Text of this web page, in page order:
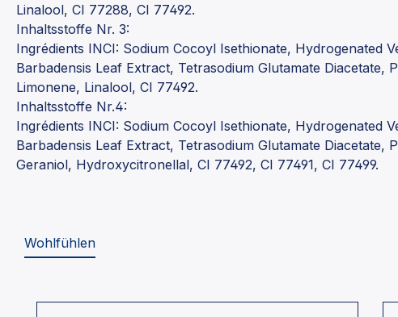
Linalool, CI 77288, CI 77492.
Inhaltsstoffe Nr. 3:
Ingrédients INCI: Sodium Cocoyl Isethionate, Hydrogenated
Barbadensis Leaf Extract, Tetrasodium Glutamate
Limonene, Linalool, CI 77492.
Inhaltsstoffe Nr.4:
Ingrédients INCI: Sodium Cocoyl Isethionate, Hydrogenated
Barbadensis Leaf Extract, Tetrasodium Glutamate
Geraniol, Hydroxycitronellal, CI 77492, CI 77491, CI 77499.
Wohlfühlen